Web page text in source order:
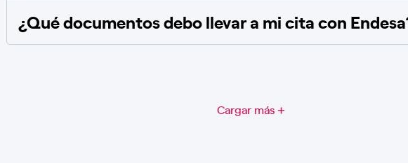
¿Qué documentos debo llevar a mi cita con
Cargar más